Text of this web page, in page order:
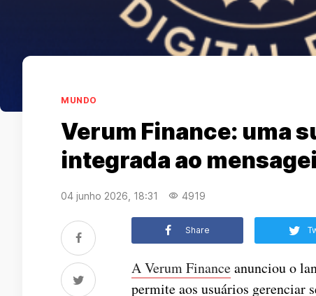
MUNDO
Verum Finance: uma
integrada ao
04 junho 2026, 18:31 4919
Share
A Verum Financeanunciou o
permite aos usuários gerenciar